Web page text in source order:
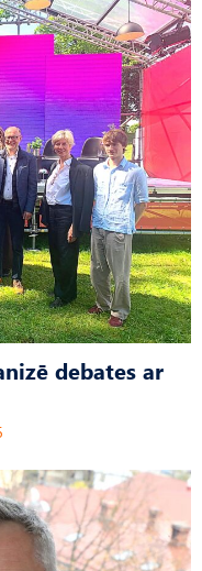
debates ar